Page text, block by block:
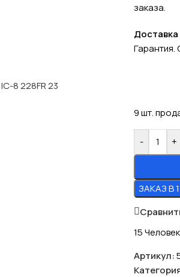
заказа.
Гарантия.
9шт.
- +
ЗАКАЗ В
15
Артикул: